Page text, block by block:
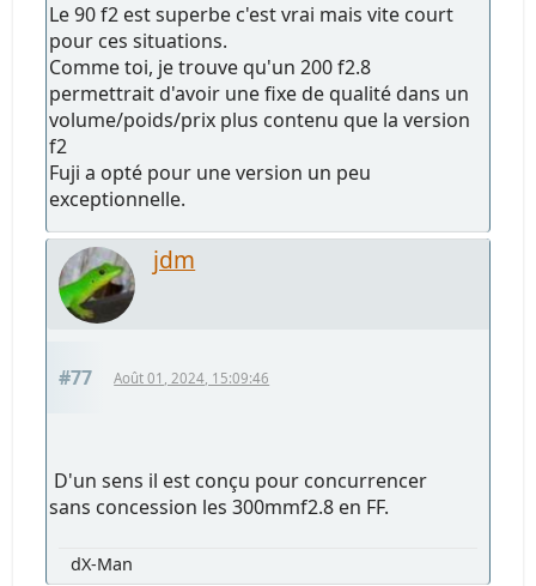
Le 90 f2 est superbe c'est vrai mais vite court
pour ces situations.
Comme toi, je trouve qu'un 200 f2.8
permettrait d'avoir une fixe de qualité dans un
volume/poids/prix plus contenu que la version
f2
Fuji a opté pour une version un peu
exceptionnelle.
jdm
#77 Août 01, 2024, 15:09:46
D'un sens il est conçu pour concurrencer
sans concession les 300mmf2.8 en FF.
dX-Man